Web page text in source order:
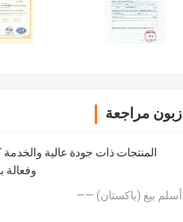
زبون مراجعة
المنتجات ذات جودة عالية والخدمة
وفعالة
—— أسلم بيغ (باكستان)